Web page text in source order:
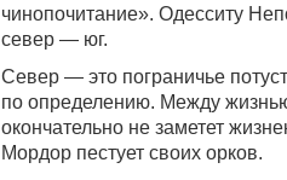
чинопочитание». Одесситу
север — юг.
Север — это пограничье
по определению. Между
окончательно не заметет
Мордор пестует своих орков.